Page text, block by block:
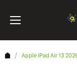
Apple iPad Air 13